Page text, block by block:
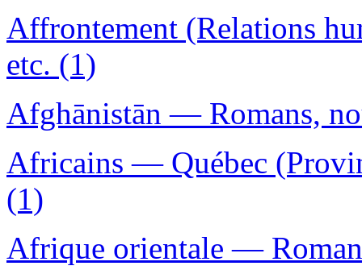
Affrontement (Relations
etc. (1)
Afghānistān — Romans,
Africains — Québec
(1)
Afrique orientale —